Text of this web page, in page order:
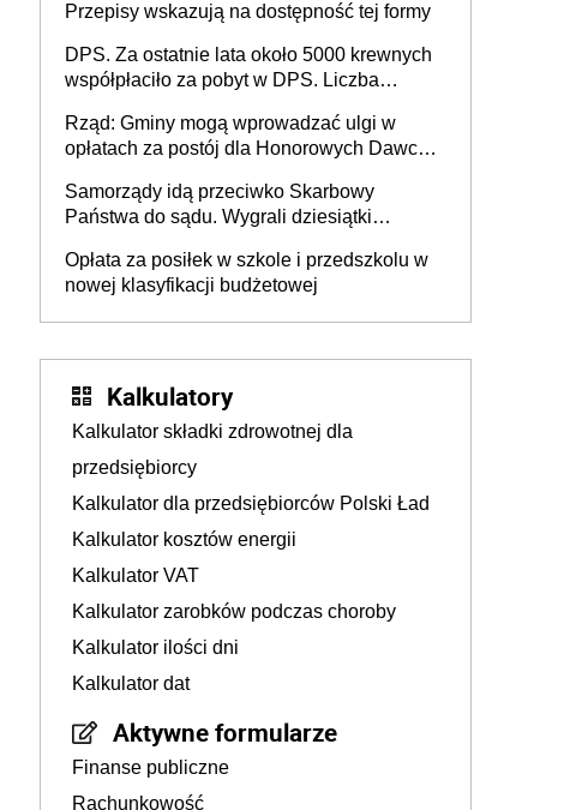
Przepisy wskazują na dostępność tej formy
DPS. Za ostatnie lata około 5000 krewnych
współpłaciło za pobyt w DPS. Liczba
Rząd: Gminy mogą wprowadzać ulgi w
opłatach za postój dla Honorowych Dawców
Samorządy idą przeciwko Skarbowy
Państwa do sądu. Wygrali dziesiątki
Opłata za posiłek w szkole i przedszkolu w
nowej klasyfikacji budżetowej
Kalkulatory
Kalkulator składki zdrowotnej dla
przedsiębiorcy
Kalkulator dla przedsiębiorców Polski Ład
Kalkulator kosztów energii
Kalkulator VAT
Kalkulator zarobków podczas choroby
Kalkulator ilości dni
Kalkulator dat
Aktywne formularze
Finanse publiczne
Rachunkowość